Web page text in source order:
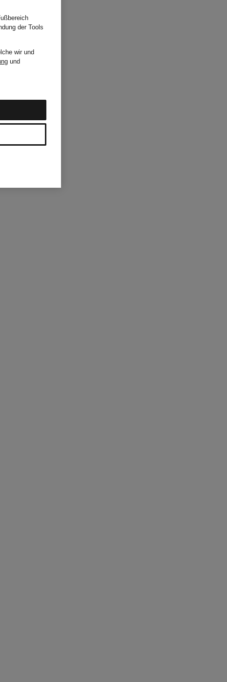
der Tools
wir und
und